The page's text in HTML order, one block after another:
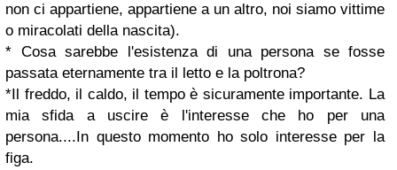
non ci appartiene, appartiene a un altro, noi siamo vittime
o miracolati della nascita).
* Cosa sarebbe l'esistenza di una persona se fosse
passata eternamente tra il letto e la poltrona?
*Il freddo, il caldo, il tempo è sicuramente importante. La
mia sfida a uscire è l'interesse che ho per una
persona....In questo momento ho solo interesse per la
figa.